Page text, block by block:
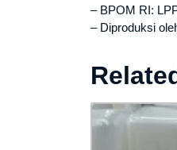
– BPOM RI:
– Diproduksi